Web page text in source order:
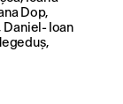
Dop,
Daniel- Ioan